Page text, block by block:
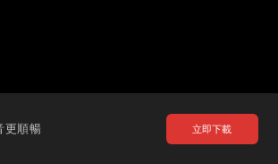
更順暢 立即下載